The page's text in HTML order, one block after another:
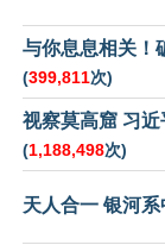
与你息息相关！
(399,811次)
视察莫高窟 习
(1,188,498次)
天人合一 银河